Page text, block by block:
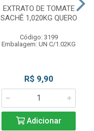
EXTRATO DE TOMATE
SACHÊ 1,020KG QUERO
Código: 3199
Embalagem: UN C/1.02KG
R$ 9,90
Adicionar